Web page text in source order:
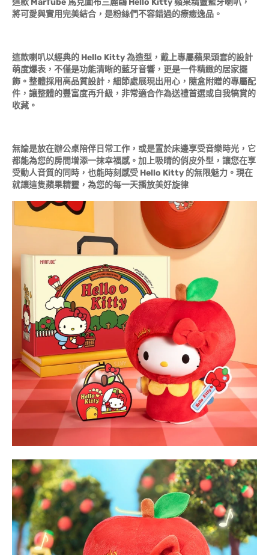
這款 MarTube 馬克圖布三麗鷗 Hello Kitty 蘋果精靈藍牙喇叭，
將可愛與實用完美結合，是粉絲們不容錯過的療癒逸品。
這款喇叭以經典的 Hello Kitty 為造型，戴上專屬蘋果頭套的設計
萌度爆表，不僅是功能清晰的藍牙音響，更是一件精緻的居家擺
飾。整體採用高品質設計，細節處展現出用心，隨盒附贈的專屬配
件，讓整體的豐富度再升級，非常適合作為送禮首選或自我犒賞的
收藏。
無論是放在辦公桌陪伴日常工作，或是置於床邊享受音樂時光，它
都能為您的房間增添一抹幸福感。加上吸睛的俏皮外型，讓您在享
受動人音質的同時，也能時刻感受 Hello Kitty 的無限魅力。現在
就讓這隻蘋果精靈，為您的每一天播放美好旋律